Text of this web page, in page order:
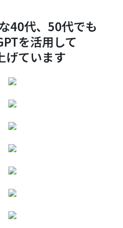
40代、50代でも
を活用して
げています